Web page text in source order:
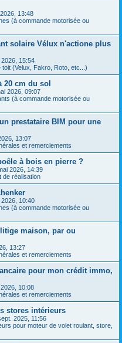
13:48
(à commande motorisée ou
solaire Vélux n'actione plus
2026, 15:54
(Velux, Fakro, Roto, etc...)
20 cm du sol
2026, 09:07
(à commande motorisée ou
prestataire BIM pour une
13:07
et remerciements
à bois en pierre ?
2026, 14:39
de réalisation
10:40
(à commande motorisée ou
maison, par ou
13:27
et remerciements
pour mon crédit immo,
10:08
et remerciements
stores intérieurs
2025, 11:56
pour moteur de volet roulant, store,